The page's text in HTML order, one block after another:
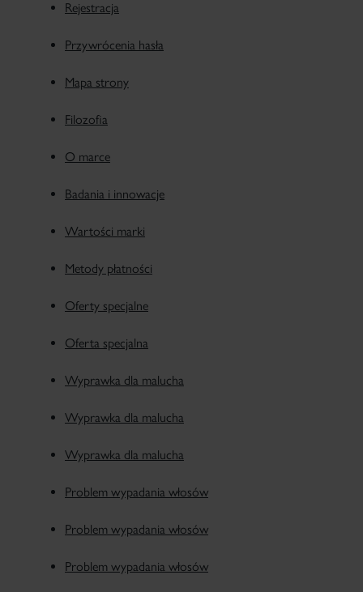
Rejestracja
Przywrócenia hasła
Mapa strony
Filozofia
O marce
Badania i innowacje
Wartości marki
Metody płatności
Oferty specjalne
Oferta specjalna
Wyprawka dla malucha
Wyprawka dla malucha
Wyprawka dla malucha
Problem wypadania włosów
Problem wypadania włosów
Problem wypadania włosów